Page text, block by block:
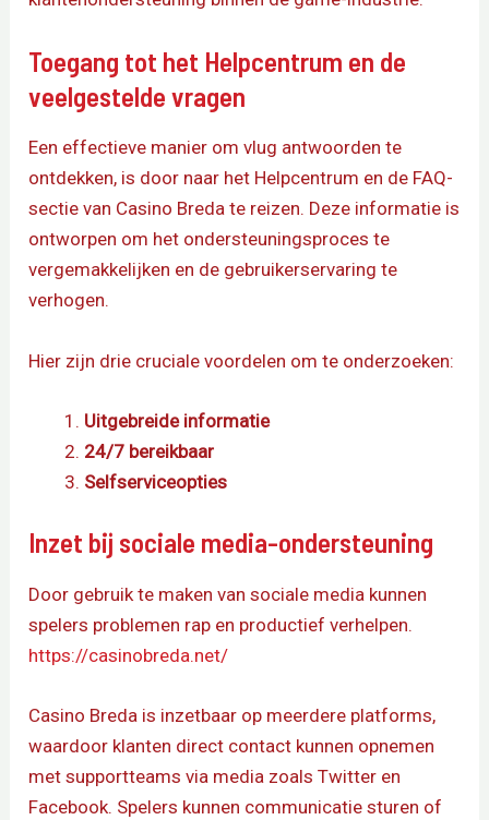
Toegang tot het Helpcentrum en de
veelgestelde vragen
Een effectieve manier om vlug antwoorden te
ontdekken, is door naar het Helpcentrum en de FAQ-
sectie van Casino Breda te reizen. Deze informatie is
ontworpen om het ondersteuningsproces te
vergemakkelijken en de gebruikerservaring te
verhogen.
Hier zijn drie cruciale voordelen om te onderzoeken:
Uitgebreide informatie
24/7 bereikbaar
Selfserviceopties
Inzet bij sociale media-ondersteuning
Door gebruik te maken van sociale media kunnen
spelers problemen rap en productief verhelpen.
https://casinobreda.net/
Casino Breda is inzetbaar op meerdere platforms,
waardoor klanten direct contact kunnen opnemen
met supportteams via media zoals Twitter en
Facebook. Spelers kunnen communicatie sturen of